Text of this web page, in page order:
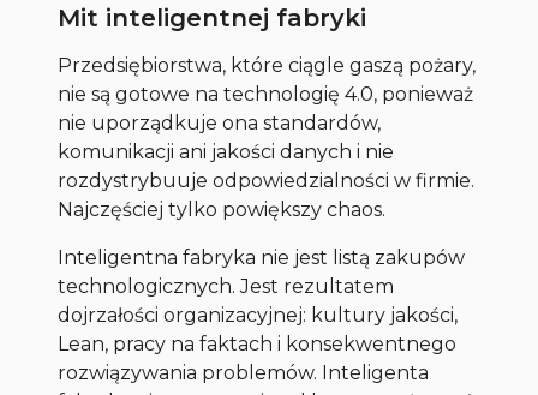
Mit inteligentnej fabryki
Przedsiębiorstwa, które ciągle gaszą pożary,
nie są gotowe na technologię 4.0, ponieważ
nie uporządkuje ona standardów,
komunikacji ani jakości danych i nie
rozdystrybuuje odpowiedzialności w firmie.
Najczęściej tylko powiększy chaos.
Inteligentna fabryka nie jest listą zakupów
technologicznych. Jest rezultatem
dojrzałości organizacyjnej: kultury jakości,
Lean, pracy na faktach i konsekwentnego
rozwiązywania problemów. Inteligenta